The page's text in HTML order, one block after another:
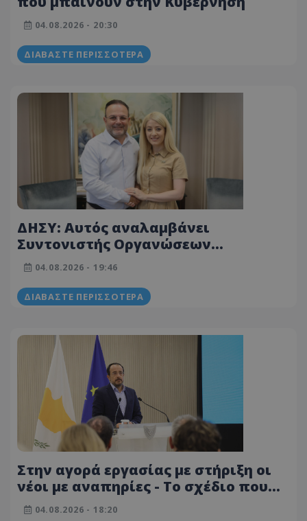
04.08.2026 - 20:30
ΔΙΑΒΆΣΤΕ ΠΕΡΙΣΣΌΤΕΡΑ
ΔΗΣΥ: Αυτός αναλαμβάνει
Συντονιστής Οργανώσεων
Εξωτερικού και Διασποράς
04.08.2026 - 19:46
ΔΙΑΒΆΣΤΕ ΠΕΡΙΣΣΌΤΕΡΑ
Στην αγορά εργασίας με στήριξη οι
νέοι με αναπηρίες - Το σχέδιο που
ανακοίνωσε ο ΠτΔ
04.08.2026 - 18:20